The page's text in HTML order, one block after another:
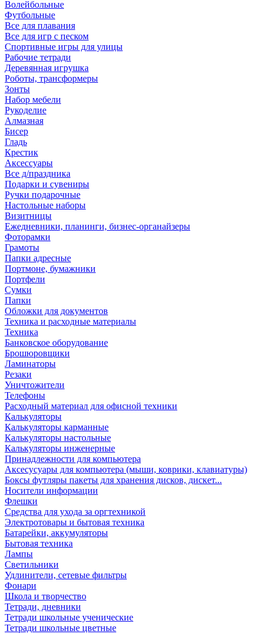
Волейбольные
Футбольные
Все для плавания
Все для игр с песком
Спортивные игры для улицы
Рабочие тетради
Деревянная игрушка
Роботы, трансформеры
Зонты
Набор мебели
Рукоделие
Алмазная
Бисер
Гладь
Крестик
Аксессуары
Все д/праздника
Подарки и сувениры
Ручки подарочные
Настольные наборы
Визитницы
Ежедневники, планинги, бизнес-органайзеры
Фоторамки
Грамоты
Папки адресные
Портмоне, бумажники
Портфели
Сумки
Папки
Обложки для документов
Техника и расходные материалы
Техника
Банковское оборудование
Брошюровщики
Ламинаторы
Резаки
Уничтожители
Телефоны
Расходный материал для офисной техники
Калькуляторы
Калькуляторы карманные
Калькуляторы настольные
Калькуляторы инженерные
Принадлежности для компьютера
Аксесусуары для компьютера (мыши, коврики, клавиатуры)
Боксы футляры пакеты для хранения дисков, дискет...
Носители информации
Флешки
Средства для ухода за оргтехникой
Электротовары и бытовая техника
Батарейки, аккумуляторы
Бытовая техника
Лампы
Светильники
Удлинители, сетевые фильтры
Фонари
Школа и творчество
Тетради, дневники
Тетради школьные ученические
Тетради школьные цветные